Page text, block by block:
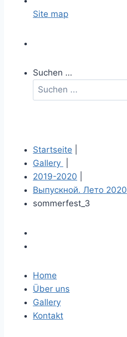
Site map
Suchen …
Startseite
Gallery
2019-2020
Выпускной. Лето 2020
sommerfest_3
Home
Über uns
Gallery
Kontakt